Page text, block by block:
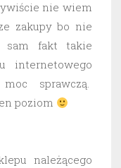
nie wiem
zakupy bo nie
sam fakt takie
internetowego
sprawczą.
poziom
należącego